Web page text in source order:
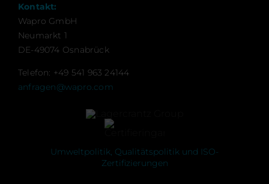
Kontakt:
Wapro GmbH
Neumarkt 1
DE-49074 Osnabrück
Telefon: +49 541 963 24144
anfragen@wapro.com
Umweltpolitik, Qualitätspolitik und ISO-
Zertifizierungen